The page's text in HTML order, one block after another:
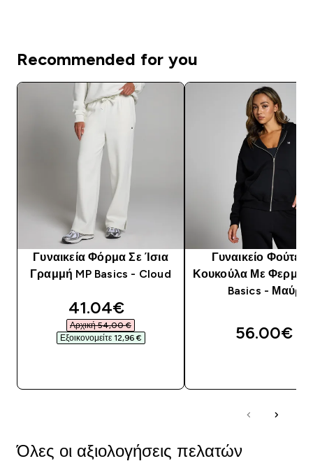
Recommended for you
Γυναικεία Φόρμα Σε Ίσια
Γραμμή MP Basics - Cloud
discounted price
41.04€‎
Αρχική 54,00 €‎
Εξοικονομείτε 12,96 €‎
Γυναικείο Φούτερ
Κουκούλα Με
Basics - Μαύρο
56.00€‎
Όλες οι αξιολογήσεις πελατών